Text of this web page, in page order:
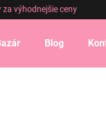
výhodnejšie ceny
Blog